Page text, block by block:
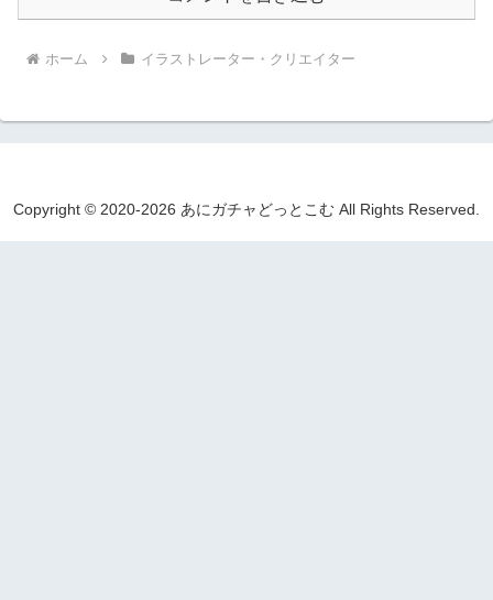
ホーム イラストレーター・クリエイター
Copyright © 2020-2026 あにガチャどっとこむ All Rights Reserved.